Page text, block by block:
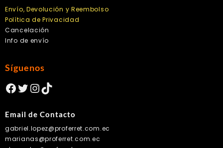
Envío, Devolución y Reembolso
Política de Privacidad
Cancelación
Info de envío
Síguenos
Facebook
Twitter
Instagram
TikTok
Email de Contacto
gabriel.lopez@proferret.com.ec
marianas@proferret.com.ec